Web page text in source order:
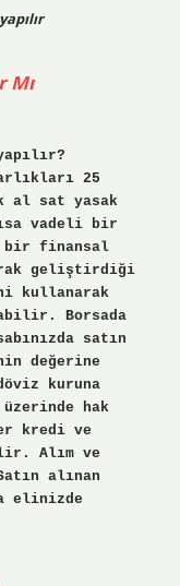
Mı
25
al sat yasak
vadeli bir
bir finansal
geliştirdiği
kullanarak
Borsada
satın
değerine
kuruna
hak
kredi ve
Alım ve
alınan
elinizde